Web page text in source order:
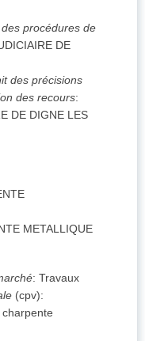
procédures de
DE
des précisions
des recours:
DE DIGNE LES
METALLIQUE
: Travaux
(cpv):